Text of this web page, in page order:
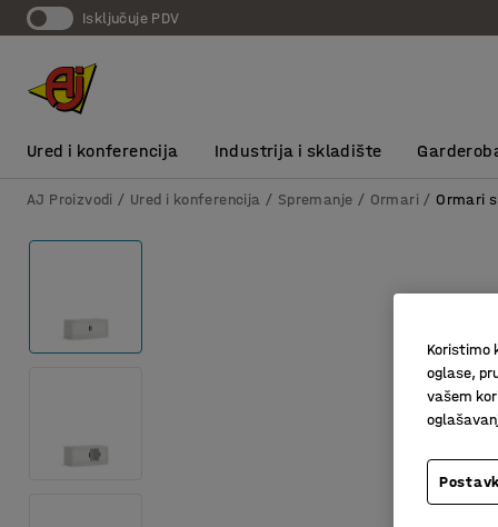
Isključuje PDV
Ured i konferencija Industrija i skladište
AJ Proizvodi Ured i konferencija Spremanje Ormari Ormari
Koristimo
oglase,
vašem